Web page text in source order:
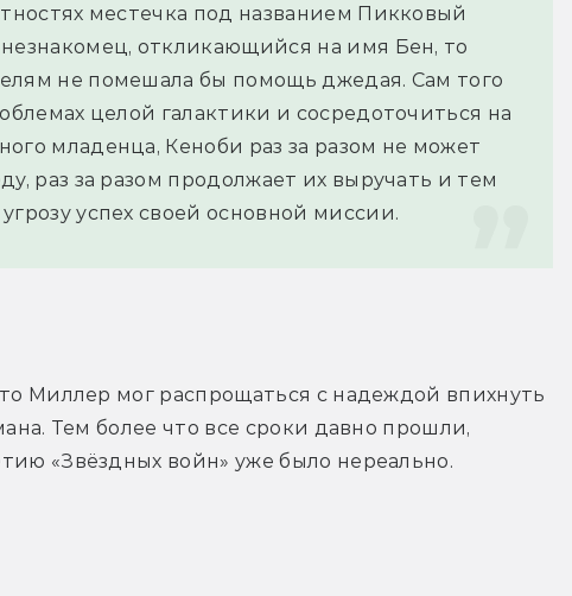
местечка под названием Пикковый
откликающийся на имя Бен, то
не помешала бы помощь джедая. Сам того
целой галактики и сосредоточиться на
младенца, Кеноби раз за разом не может
раз за разом продолжает их выручать и тем
успех своей основной миссии.
Миллер мог распрощаться с надеждой впихнуть
Тем более что все сроки давно прошли,
«Звёздных войн» уже было нереально.